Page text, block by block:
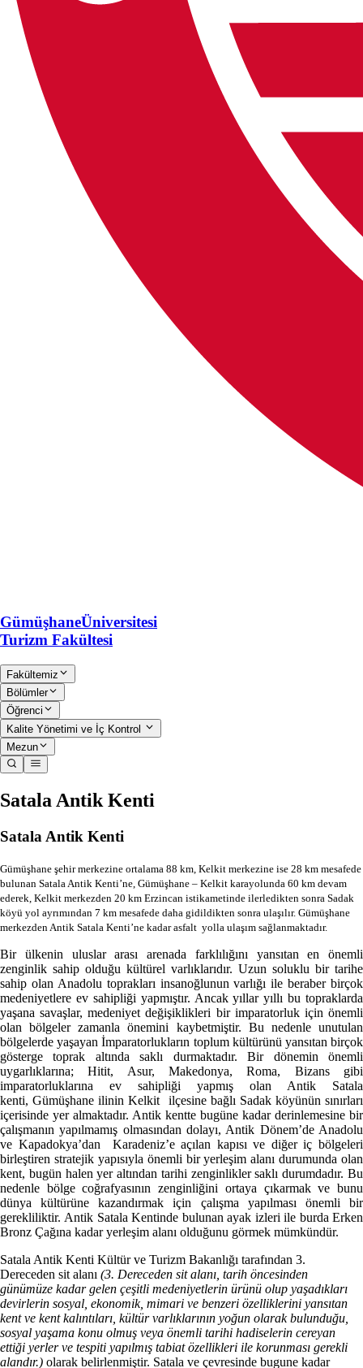
GümüşhaneÜniversitesi
Turizm Fakültesi
Fakültemiz
Bölümler
Öğrenci
Kalite Yönetimi ve İç Kontrol
Mezun
Satala Antik Kenti
Satala Antik Kenti
Gümüşhane şehir merkezine ortalama 88 km, Kelkit merkezine ise 28 km mesafede
bulunan Satala Antik Kenti’ne, Gümüşhane – Kelkit karayolunda 60 km devam
ederek, Kelkit merkezden 20 km Erzincan istikametinde ilerledikten sonra Sadak
köyü yol ayrımından 7 km mesafede daha gidildikten sonra ulaşılır. Gümüşhane
merkezden Antik Satala Kenti’ne kadar asfalt yolla ulaşım sağlanmaktadır.
Bir ülkenin uluslar arası arenada farklılığını yansıtan en önemli
zenginlik sahip olduğu kültürel varlıklarıdır. Uzun soluklu bir tarihe
sahip olan Anadolu toprakları insanoğlunun varlığı ile beraber birçok
medeniyetlere ev sahipliği yapmıştır. Ancak yıllar yıllı bu topraklarda
yaşana savaşlar, medeniyet değişiklikleri bir imparatorluk için önemli
olan bölgeler zamanla önemini kaybetmiştir. Bu nedenle unutulan
bölgelerde yaşayan İmparatorlukların toplum kültürünü yansıtan birçok
gösterge toprak altında saklı durmaktadır. Bir dönemin önemli
uygarlıklarına; Hitit, Asur, Makedonya, Roma, Bizans gibi
imparatorluklarına ev sahipliği yapmış olan Antik Satala
kenti, Gümüşhane ilinin Kelkit ilçesine bağlı Sadak köyünün sınırları
içerisinde yer almaktadır. Antik kentte bugüne kadar derinlemesine bir
çalışmanın yapılmamış olmasından dolayı, Antik Dönem’de Anadolu
ve Kapadokya’dan Karadeniz’e açılan kapısı ve diğer iç bölgeleri
birleştiren stratejik yapısıyla önemli bir yerleşim alanı durumunda olan
kent, bugün halen yer altından tarihi zenginlikler saklı durumdadır. Bu
nedenle bölge coğrafyasının zenginliğini ortaya çıkarmak ve bunu
dünya kültürüne kazandırmak için çalışma yapılması önemli bir
gerekliliktir. Antik Satala Kentinde bulunan ayak izleri ile burda Erken
Bronz Çağına kadar yerleşim alanı olduğunu görmek mümkündür.
Satala Antik Kenti Kültür ve Turizm Bakanlığı tarafından 3.
Dereceden sit alanı (3. Dereceden sit alanı, tarih öncesinden
günümüze kadar gelen çeşitli medeniyetlerin ürünü olup yaşadıkları
devirlerin sosyal, ekonomik, mimari ve benzeri özelliklerini yansıtan
kent ve kent kalıntıları, kültür varlıklarının yoğun olarak bulunduğu,
sosyal yaşama konu olmuş veya önemli tarihi hadiselerin cereyan
ettiği yerler ve tespiti yapılmış tabiat özellikleri ile korunması gerekli
alandır.) olarak belirlenmiştir. Satala ve çevresinde bugune kadar